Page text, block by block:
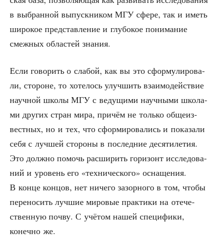
в выбран­ной выпуск­ни­ком МГУ сфе­ре, так и иметь
широ­кое пред­став­ле­ние и глу­бо­кое пони­ма­ние
смеж­ных обла­стей знания.
Если гово­рить о сла­бой, как вы это сфор­му­ли­ро­ва­
ли, сто­роне, то хоте­лось улуч­шить вза­и­мо­дей­ствие
науч­ной шко­лы МГУ с веду­щи­ми науч­ны­ми шко­ла­
ми дру­гих стран мира, при­чём не толь­ко обще­из­
вест­ных, но и тех, что сфор­ми­ро­ва­лись и пока­за­ли
себя с луч­шей сто­ро­ны в послед­ние деся­ти­ле­тия.
Это долж­но помочь рас­ши­рить гори­зонт иссле­до­ва­
ний и уро­вень его «тех­ни­че­ско­го» осна­ще­ния.
В кон­це кон­цов, нет ниче­го зазор­но­го в том, что­бы
пере­но­сить луч­шие миро­вые прак­ти­ки на оте­че­
ствен­ную поч­ву. С учё­том нашей спе­ци­фи­ки,
конеч­но же.